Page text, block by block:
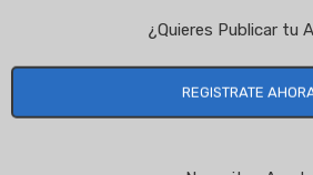
¿Quieres Publicar tu
REGISTRATE